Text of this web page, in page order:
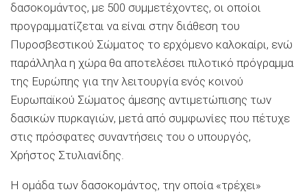
δασοκομάντος, με 500 συμμετέχοντες, οι οποίοι
προγραμματίζεται να είναι στην διάθεση του
Πυροσβεστικού Σώματος το ερχόμενο καλοκαίρι, ενώ
παράλληλα η χώρα θα αποτελέσει πιλοτικό πρόγραμμα
της Ευρώπης για την λειτουργία ενός κοινού
Ευρωπαϊκού Σώματος άμεσης αντιμετώπισης των
δασικών πυρκαγιών, μετά από συμφωνίες που πέτυχε
στις πρόσφατες συναντήσεις του ο υπουργός,
Χρήστος Στυλιανίδης.
Η ομάδα των δασοκομάντος, την οποία «τρέχει»